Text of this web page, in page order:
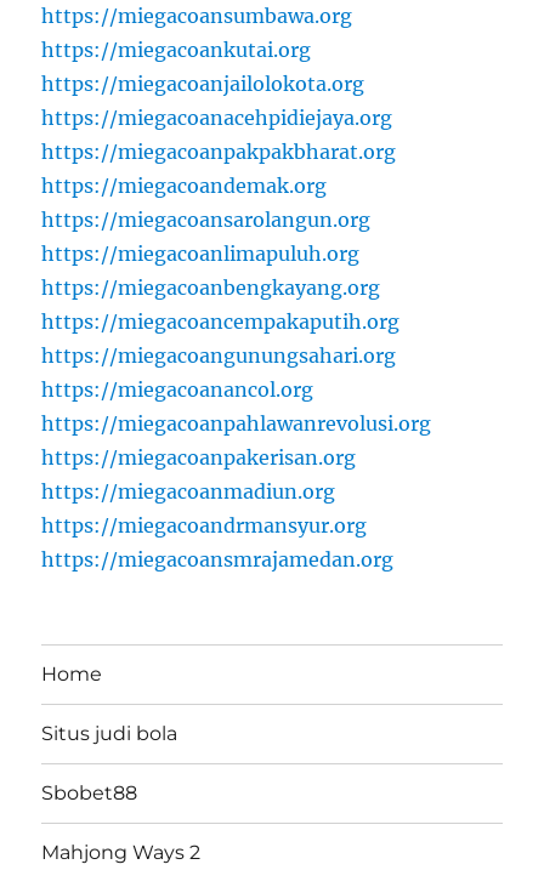
https://miegacoansumbawa.org
https://miegacoankutai.org
https://miegacoanjailolokota.org
https://miegacoanacehpidiejaya.org
https://miegacoanpakpakbharat.org
https://miegacoandemak.org
https://miegacoansarolangun.org
https://miegacoanlimapuluh.org
https://miegacoanbengkayang.org
https://miegacoancempakaputih.org
https://miegacoangunungsahari.org
https://miegacoanancol.org
https://miegacoanpahlawanrevolusi.org
https://miegacoanpakerisan.org
https://miegacoanmadiun.org
https://miegacoandrmansyur.org
https://miegacoansmrajamedan.org
Home
Situs judi bola
Sbobet88
Mahjong Ways 2